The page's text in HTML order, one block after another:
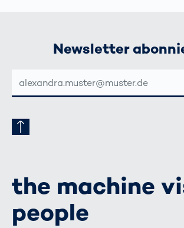
Newsletter
MAIL-
ADRESSE
the machine
people